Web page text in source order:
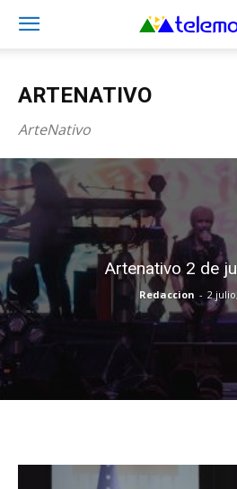
ARTENATIVO
ArteNativo
Artenativo 2 de
Redaccion - 2